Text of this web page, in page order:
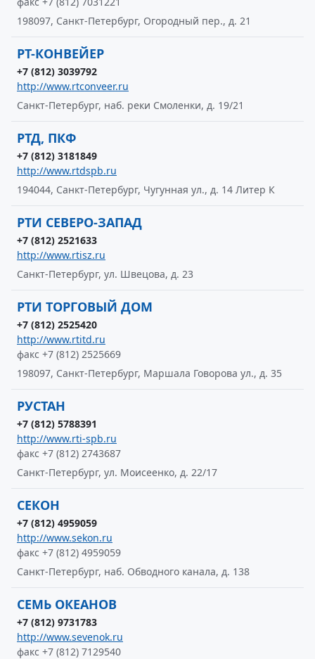
198097, Санкт-Петербург, Огородный пер., д. 21
РТ-КОНВЕЙЕР
+7 (812) 3039792
http://www.rtconveer.ru
Санкт-Петербург, наб. реки Смоленки, д. 19/21
РТД, ПКФ
+7 (812) 3181849
http://www.rtdspb.ru
194044, Санкт-Петербург, Чугунная ул., д. 14 Литер К
РТИ СЕВЕРО-ЗАПАД
+7 (812) 2521633
http://www.rtisz.ru
Санкт-Петербург, ул. Швецова, д. 23
РТИ ТОРГОВЫЙ ДОМ
+7 (812) 2525420
http://www.rtitd.ru
факс +7 (812) 2525669
198097, Санкт-Петербург, Маршала Говорова ул., д. 35
РУСТАН
+7 (812) 5788391
http://www.rti-spb.ru
факс +7 (812) 2743687
Санкт-Петербург, ул. Моисеенко, д. 22/17
СЕКОН
+7 (812) 4959059
http://www.sekon.ru
факс +7 (812) 4959059
Санкт-Петербург, наб. Обводного канала, д. 138
СЕМЬ ОКЕАНОВ
+7 (812) 9731783
http://www.sevenok.ru
факс +7 (812) 7129540